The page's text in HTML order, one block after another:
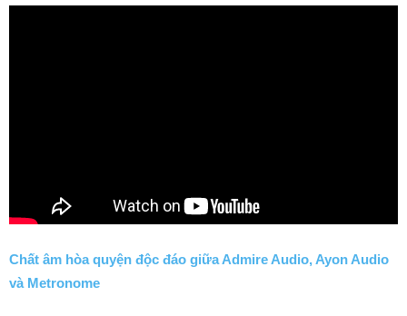
Chất âm hòa quyện độc đáo giữa Admire Audio, Ayon Audio
và Metronome